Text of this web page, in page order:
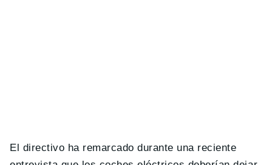
El directivo ha remarcado durante una reciente